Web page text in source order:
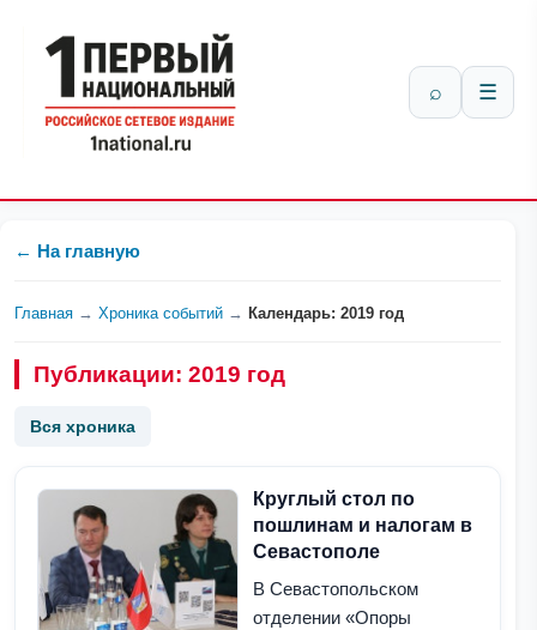
⌕ ☰
← На главную
Главная → Хроника событий → Календарь: 2019 год
Публикации: 2019 год
Вся хроника
Круглый стол по
пошлинам и налогам в
Севастополе
В Севастопольском
отделении «Опоры